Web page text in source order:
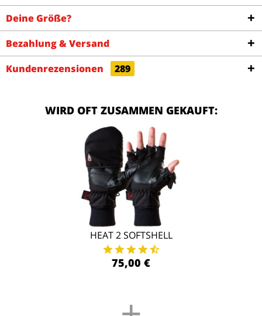
Deine Größe?
Bezahlung & Versand
Kundenrezensionen
289
WIRD OFT ZUSAMMEN GEKAUFT:
HEAT 2 SOFTSHELL
75,00 €